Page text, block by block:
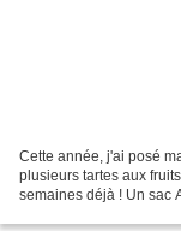
Cette année, j'ai posé
plusieurs tartes aux
semaines déjà ! Un sac